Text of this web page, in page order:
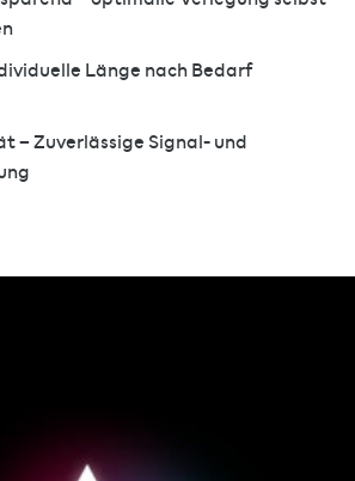
Länge nach Bedarf
– Zuverlässige Signal- und